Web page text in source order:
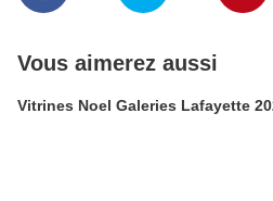
Vous aimerez aussi
Vitrines Noel Galeries Lafayette